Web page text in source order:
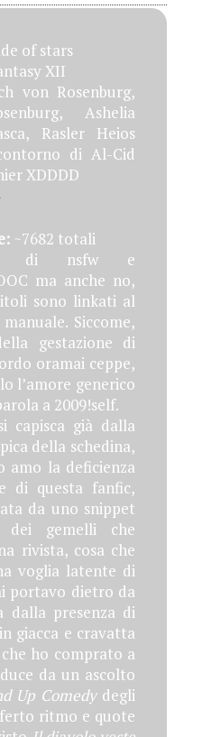
of stars
XII
von Rosenburg,
Ashelia
Rasler Heios
di Al-Cid
XDDDD
~7682 totali
di nsfw e
ma anche no,
sono linkati al
Siccome,
gestazione di
oramai ceppe,
l’amore generico
a 2009!self.
capisca già dalla
della schedina,
amo la deficienza
di questa fanfic,
da uno snippet
gemelli che
rivista, cosa che
voglia latente di
portavo dietro da
dalla presenza di
giacca e cravatta
ho comprato a
da un ascolto
Up Comedydegli
ritmo e quote